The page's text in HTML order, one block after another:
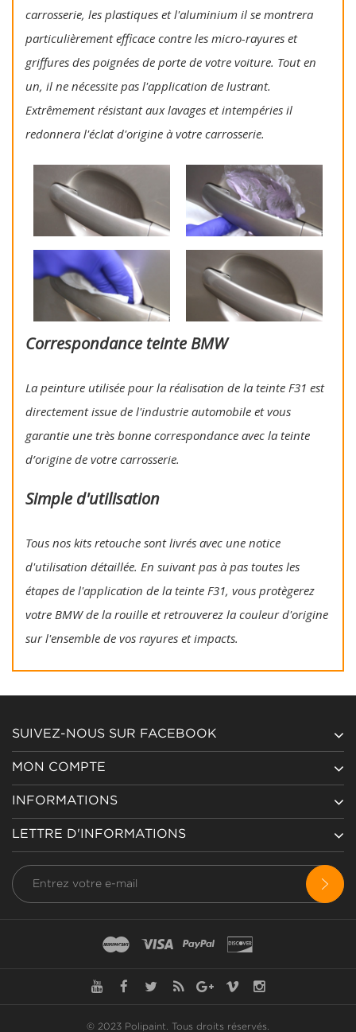
carrosserie, les plastiques et l'aluminium il se montrera
particulièrement efficace contre les micro-rayures et
griffures des poignées de porte de votre voiture. Tout en
un, il ne nécessite pas l'application de lustrant.
Extrêmement résistant aux lavages et intempéries il
redonnera l'éclat d'origine à votre carrosserie.
Correspondance teinte BMW
La peinture utilisée pour la réalisation de la teinte F31 est
directement issue de l'industrie automobile et vous
garantie une très bonne correspondance avec la teinte
d’origine de votre carrosserie.
Simple d'utilisation
Tous nos kits retouche sont livrés avec une notice
d'utilisation détaillée. En suivant pas à pas toutes les
étapes de l'application de la teinte F31, vous protègerez
votre BMW de la rouille et retrouverez la couleur d'origine
sur l'ensemble de vos rayures et impacts.
SUIVEZ-NOUS SUR FACEBOOK
MON COMPTE
INFORMATIONS
LETTRE D'INFORMATIONS
© 2023 Polipaint. Tous droits réservés.